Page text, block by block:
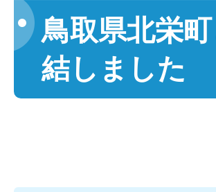
鳥取県北栄
結しました